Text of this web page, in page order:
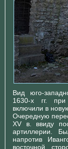
Вид юго-
1630-х гг.
включили в
Очередную
XV в. ввиду
артиллерии.
напротив
восточной